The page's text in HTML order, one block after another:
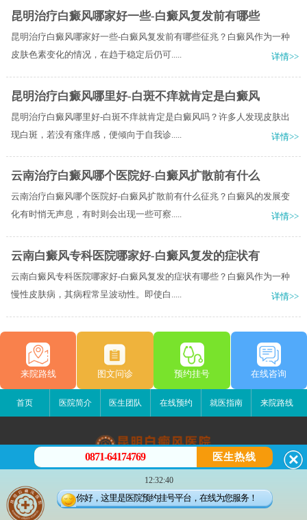
昆明治疗白癜风哪家好一些-白癜风复发前有哪些
昆明治疗白癜风哪家好一些-白癜风复发前有哪些征兆？白癜风作为一种
皮肤色素变化的情况，在趋于稳定后仍可.....
详情>>
昆明治疗白癜风哪里好-白斑不痒就肯定是白癜风
昆明治疗白癜风哪里好-白斑不痒就肯定是白癜风吗？许多人发现皮肤出
现白斑，若没有瘙痒感，便倾向于自我诊.....
详情>>
云南治疗白癜风哪个医院好-白癜风扩散前有什么
云南治疗白癜风哪个医院好-白癜风扩散前有什么征兆？白癜风的发展变
化有时悄无声息，有时则会出现一些可察.....
详情>>
云南白癜风专科医院哪家好-白癜风复发的症状有
云南白癜风专科医院哪家好-白癜风复发的症状有哪些？白癜风作为一种
慢性皮肤病，其病程常呈波动性。即使白.....
详情>>
来院路线 图文问诊 预约挂号 在线咨询
首页 医院简介 医生团队 在线预约 就医指南 来院路线
昆明白癜风医院
昆明市五华区护国路2号
版权所有：昆明白癜风医院
联系电话：0871-64174769
0871-64174769 医生热线
12:32:40
你好，这里是医院预约挂号平台，在线为您服务！